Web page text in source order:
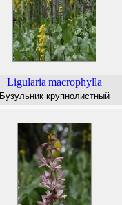
Ligularia macrophylla
Бузульник крупнолистный